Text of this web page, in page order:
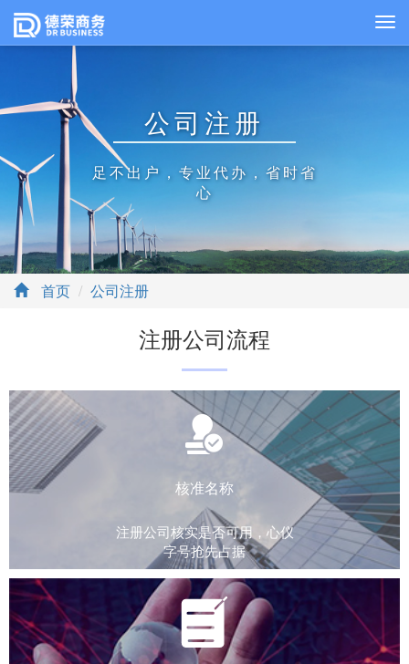
公司注册
足不出户，专业代办，省时省
心
首页 公司注册
注册公司流程
核准名称
注册公司核实是否可用，心仪
字号抢先占据